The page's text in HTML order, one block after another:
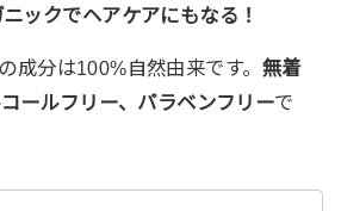
ックでヘアケアにもなる！
成分は100%自然由来です。 無着
ールフリー、パラベンフリーで